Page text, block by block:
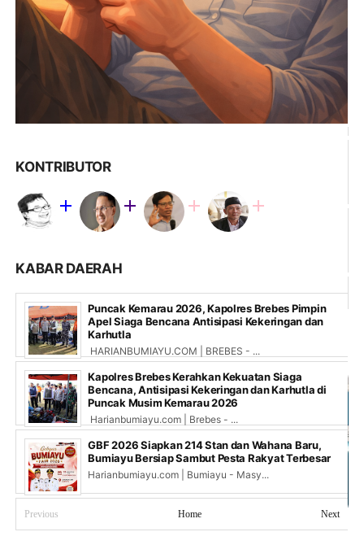
KONTRIBUTOR
KABAR DAERAH
Puncak Kemarau 2026, Kapolres Brebes Pimpin
Apel Siaga Bencana Antisipasi Kekeringan dan
Karhutla
HARIANBUMIAYU.COM | BREBES - ...
Kapolres Brebes Kerahkan Kekuatan Siaga
Bencana, Antisipasi Kekeringan dan Karhutla di
Puncak Musim Kemarau 2026
Harianbumiayu.com | Brebes - ...
GBF 2026 Siapkan 214 Stan dan Wahana Baru,
Bumiayu Bersiap Sambut Pesta Rakyat Terbesar
Harianbumiayu.com | Bumiayu - Masy...
Previous Next
Home